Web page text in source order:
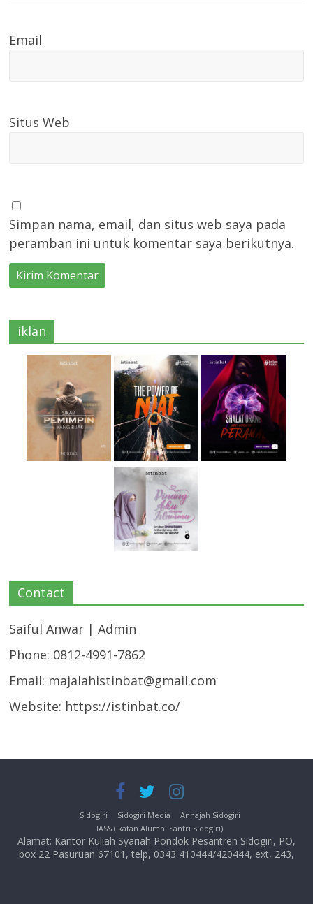
Email
Situs Web
Simpan nama, email, dan situs web saya pada
peramban ini untuk komentar saya berikutnya.
iklan
Contact
Saiful Anwar | Admin
Phone: 0812-4991-7862
Email: majalahistinbat@gmail.com
Website: https://istinbat.co/
Sidogiri Sidogiri Media
Annajah Sidogiri
IASS (Ikatan Alumni Santri Sidogiri)
Alamat: Kantor Kuliah Syariah Pondok Pesantren Sidogiri, PO,
box 22 Pasuruan 67101, telp, 0343 410444/420444, ext, 243,